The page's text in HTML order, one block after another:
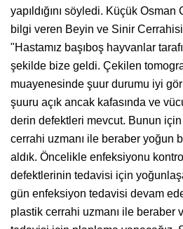
yapıldığını söyledi. Küçük Osman
bilgi veren Beyin ve Sinir
"Hastamız başıboş hayvanlar
şekilde bize geldi. Çekilen
muayenesinde şuur durumu iyi
şuuru açık ancak kafasında ve
derin defektleri mevcut. Bunun
cerrahi uzmanı ile beraber yoğun
aldık. Öncelikle enfeksiyonu
defektlerinin tedavisi için
gün enfeksiyon tedavisi devam
plastik cerrahi uzmanı ile beraber